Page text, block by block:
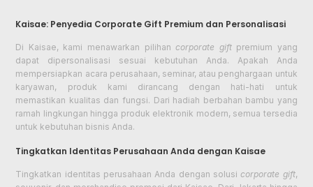
Kaisae: Penyedia Corporate Gift Premium dan Personalisasi
Di Kaisae, kami menawarkan pilihancorporate giftpremium yang
dapat dipersonalisasi sesuai kebutuhan Anda. Apakah Anda
mempersiapkan acara perusahaan, seminar, atau penghargaan untuk
karyawan, produk kami dirancang dengan hati-hati untuk
memastikan kualitas dan fungsi. Dari hadiah berbahan bambu yang
ramah lingkungan hingga produk elektronik modern, semua tersedia
untuk kebutuhan bisnis Anda.
Tingkatkan Identitas Perusahaan Anda dengan Kaisae
Tingkatkan identitas perusahaan Anda dengan solusicorporate gift,